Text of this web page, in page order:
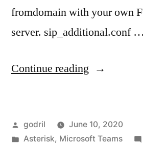
fromdomain with your own
server. sip_additional.conf …
Continue reading “Complete
for
Posted
by
godril
June 10, 2020
Posted
Asterisk, Microsoft Teams